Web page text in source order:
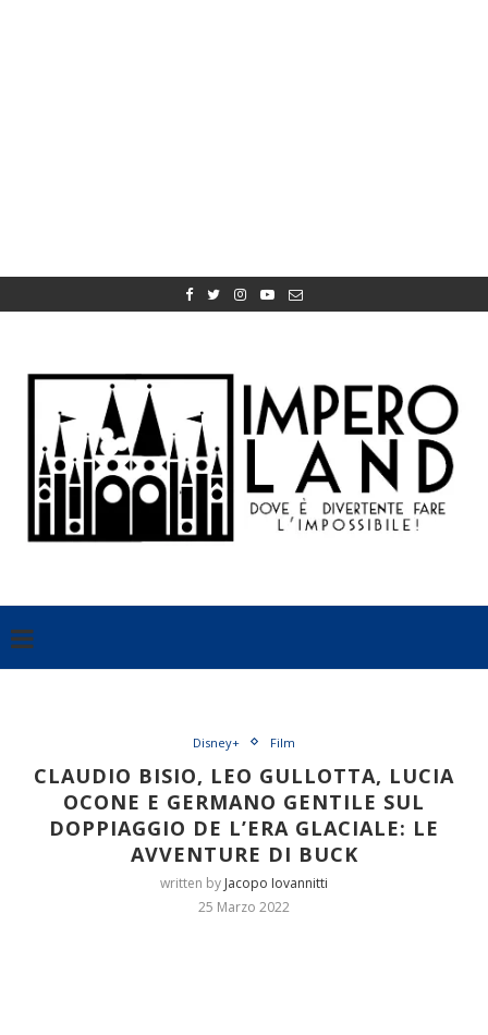
Disney+ Film
CLAUDIO BISIO, LEO GULLOTTA, LUCIA
OCONE E GERMANO GENTILE SUL
DOPPIAGGIO DE L’ERA GLACIALE: LE
AVVENTURE DI BUCK
written by Jacopo Iovannitti
25 Marzo 2022